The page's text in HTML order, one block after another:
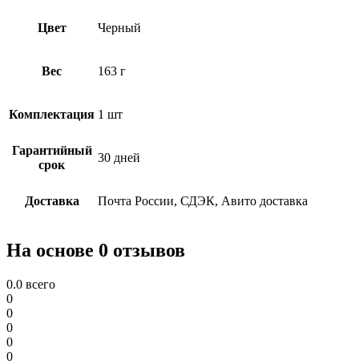
Цвет Черный
Вес 163 г
Комплектация 1 шт
Гарантийный
срок
30 дней
Доставка Почта России, СДЭК, Авито доставка
На основе 0 отзывов
0.0 всего
0
0
0
0
0